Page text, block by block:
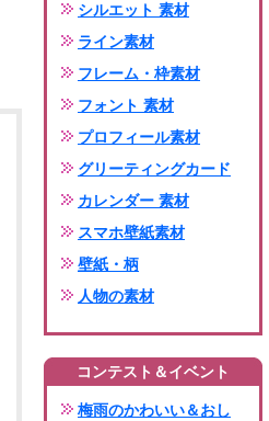
シルエット 素材
ライン素材
フレーム・枠素材
フォント 素材
プロフィール素材
グリーティングカード
カレンダー 素材
スマホ壁紙素材
壁紙・柄
人物の素材
コンテスト＆イベント
梅雨のかわいい＆おし